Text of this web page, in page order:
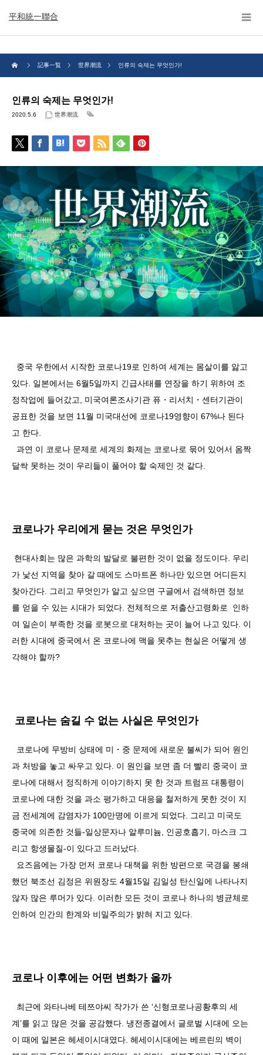
平和統一聯合
記事一覧 世界潮流 인류의 숙제는 무엇인가!
인류의 숙제는 무엇인가!
2020.5.6 世界潮流
중국 우한에서 시작한 코로나19로 인하여 세계는 몸살이를 앓고
있다. 일본에서는 6월5일까지 긴급사태를 연장을 하기 위하여 조
정작업에 들어갔고, 미국여론조사기관 퓨・리서치・센터기관이
공표한 것을 보면 11월 미국대선에 코로나19영향이 67%나 된다
고 한다.
과연 이 코로나 문제로 세계의 화제는 코로나로 묶어 있어서 옴짝
달싹 못하는 것이 우리들이 풀어야 할 숙제인 것 같다.
코로나가 우리에게 묻는 것은 무엇인가
현대사회는 많은 과학의 발달로 불편한 것이 없을 정도이다. 우리
가 낯선 지역을 찾아 갈 때에도 스마트폰 하나만 있으면 어디든지
찾아간다. 그리고 무엇인가 알고 싶으면 구글에서 검색하면 정보
를 얻을 수 있는 시대가 되었다. 전체적으로 저출산고령화로 인하
여 일손이 부족한 것을 로봇으로 대처하는 곳이 늘어 나고 있다. 이
러한 시대에 중국에서 온 코로나에 맥을 못추는 현실은 어떻게 생
각해야 할까?
코로나는 숨길 수 없는 사실은 무엇인가
코로나에 무방비 상태에 미・중 문제에 새로운 불씨가 되어 원인
과 처방을 놓고 싸우고 있다. 이 원인을 보면 좀 더 빨리 중국이 코
로나에 대해서 정직하게 이야기하지 못 한 것과 트럼프 대통령이
코로나에 대한 것을 과소 평가하고 대응을 철저하게 못한 것이 지
금 전세계에 감염자가 100만명에 이르게 되었다. 그리고 미국도
중국에 의존한 것들-일상문자나 알루미늄, 인공호흡기, 마스크 그
리고 항생물질-이 있다고 드러났다.
요즈음에는 가장 먼저 코로나 대책을 위한 방편으로 국경을 봉쇄
했던 북조선 김정은 위원장도 4월15일 김일성 탄신일에 나타나지
않자 많은 루머가 있다. 이러한 모든 것이 코로나 하나의 병균체로
인하여 인간의 한계와 비밀주의가 밝혀 지고 있다.
코로나 이후에는 어떤 변화가 올까
최근에 와타나베 테쯔야씨 작가가 쓴 ‘신형코로나공황후의 세
계’를 읽고 많은 것을 공감했다. 냉전종결에서 글로벌 시대에 오는
이 때에 일본은 헤세이시대였다. 헤세이시대에는 베르린의 벽이